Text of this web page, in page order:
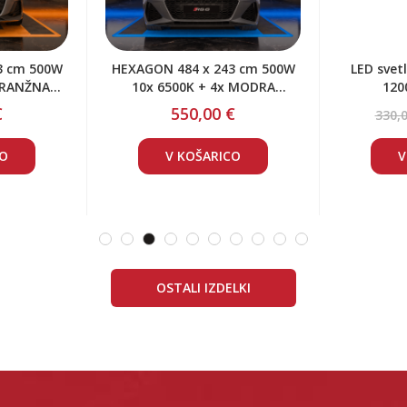
12V
24188
LED označevalna delovna luč
za viličarje 2200lm 15W DC10-
80V MODRA
55,00 €
V KOŠARICO
OSTALI IZDELKI